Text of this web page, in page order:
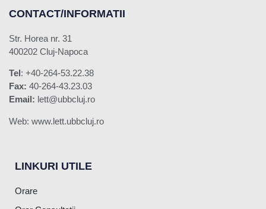
CONTACT/INFORMATII
Str. Horea nr. 31
400202 Cluj-Napoca
Tel: +40-264-53.22.38
Fax: 40-264-43.23.03
Email: lett@ubbcluj.ro
Web: www.lett.ubbcluj.ro
LINKURI UTILE
Orare